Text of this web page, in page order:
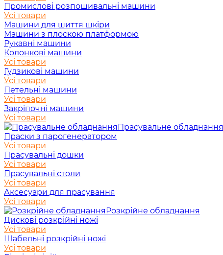
Промислові розпошивальні машини
Усі товари
Машини для шиття шкіри
Машини з плоскою платформою
Рукавні машини
Колонкові машини
Усі товари
Гудзикові машини
Усі товари
Петельні машини
Усі товари
Закріпочні машини
Усі товари
Прасувальне обладнання
Праски з парогенератором
Усі товари
Прасувальні дошки
Усі товари
Прасувальні столи
Усі товари
Аксесуари для прасування
Усі товари
Розкрійне обладнання
Дискові розкрійні ножі
Усі товари
Шабельні розкрійні ножі
Усі товари